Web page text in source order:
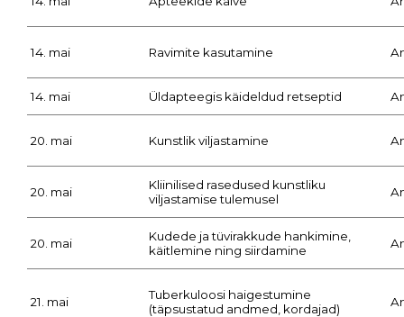
14. mai Ravimite kasutamine
14. mai Üldapteegis käideldud retseptid
20. mai Kunstlik viljastamine
20. mai
Kliinilised rasedused kunstliku
viljastamise tulemusel
20. mai
Kudede ja tüvirakkude hankimine,
käitlemine ning siirdamine
21. mai
Tuberkuloosi haigestumine
(täpsustatud andmed, kordajad)